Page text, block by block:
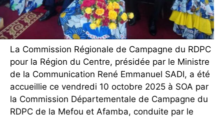
La Commission Régionale de Campagne du RDPC
pour la Région du Centre, présidée par le Ministre
de la Communication René Emmanuel SADI, a été
accueillie ce vendredi 10 octobre 2025 à SOA par
la Commission Départementale de Campagne du
RDPC de la Mefou et Afamba, conduite par le